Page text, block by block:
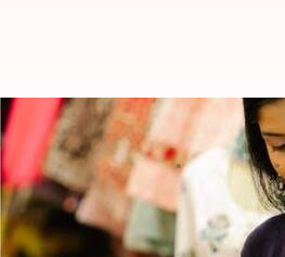
Revitalisasi sari-
menulis Taufiq Al Jufri Feb 01, 2024
Apa ceritanya